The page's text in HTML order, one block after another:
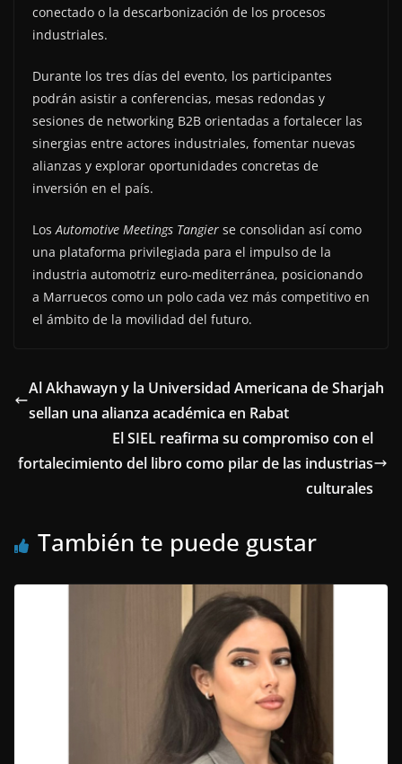
conectado o la descarbonización de los procesos
industriales.
Durante los tres días del evento, los participantes
podrán asistir a conferencias, mesas redondas y
sesiones de networking B2B orientadas a fortalecer las
sinergias entre actores industriales, fomentar nuevas
alianzas y explorar oportunidades concretas de
inversión en el país.
LosAutomotive Meetings Tangier se consolidan así como
una plataforma privilegiada para el impulso de la
industria automotriz euro-mediterránea, posicionando
a Marruecos como un polo cada vez más competitivo en
el ámbito de la movilidad del futuro.
Al Akhawayn y la Universidad Americana de Sharjah
sellan una alianza académica en Rabat
El SIEL reafirma su compromiso con el
fortalecimiento del libro como pilar de las industrias
culturales
También te puede gustar